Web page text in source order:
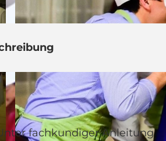
fachkundiger Anleitung